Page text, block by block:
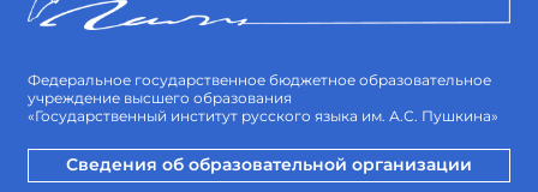
Федеральное государственное бюджетное образовательное
учреждение высшего образования
«Государственный институт русского языка им. А.С. Пушкина»
Сведения об образовательной организации